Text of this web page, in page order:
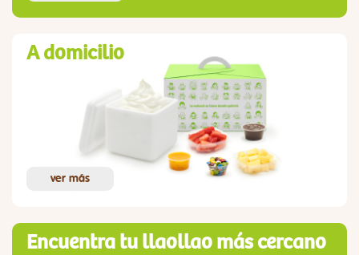
A domicilio
ver más
Encuentra tu llaollao más cercano